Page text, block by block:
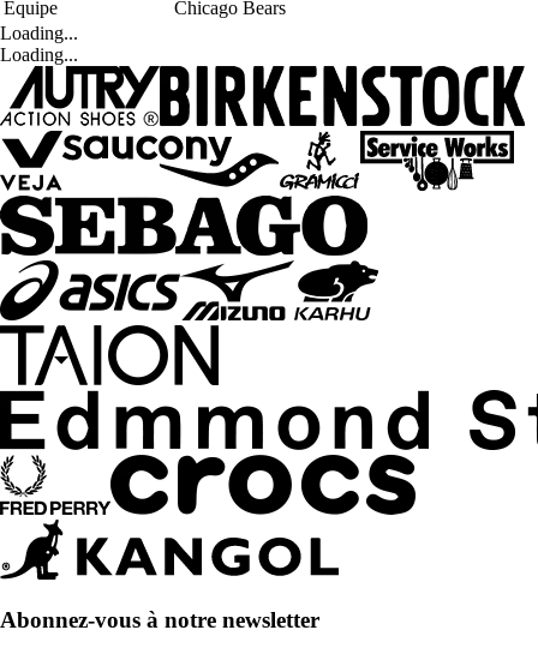
Équipe
Chicago Bears
Loading...
Loading...
Abonnez-vous à notre newsletter